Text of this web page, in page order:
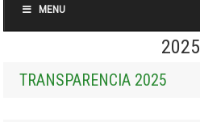
MENU
2025
TRANSPARENCIA 2025